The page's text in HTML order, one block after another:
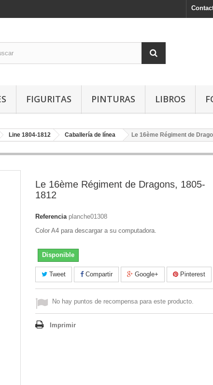
FIGURITAS PINTURAS LIBROS
Line 1804-1812 Caballería de línea Le 16ème Régiment de
Le 16ème Régiment de Dragons, 1805-
1812
Referencia planche01308
Color A4 para descargar a su computadora.
Disponible
Tweet Compartir Google+ Pinterest
No hay puntos de recompensa para este producto.
Imprimir